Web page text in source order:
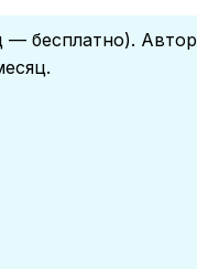
бесплатно).